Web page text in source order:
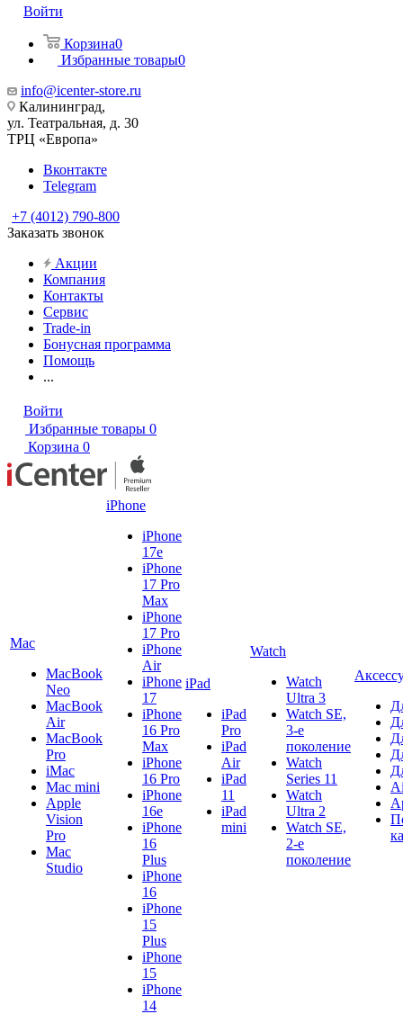
Войти
Корзина0
Избранные товары0
info@icenter-store.ru
Калининград,
ул. Театральная, д. 30
ТРЦ «Европа»
Вконтакте
Telegram
+7 (4012) 790-800
Заказать звонок
Акции
Компания
Контакты
Сервис
Trade-in
Бонусная программа
Помощь
...
Войти
Избранные товары 0
Корзина 0
Mac
MacBook
Neo
MacBook
Air
MacBook
Pro
iMac
Mac mini
Apple
Vision
Pro
Mac
Studio
iPhone
iPhone
17e
iPhone
17 Pro
Max
iPhone
17 Pro
iPhone
Air
iPhone
17
iPhone
16 Pro
Max
iPhone
16 Pro
iPhone
16e
iPhone
16
Plus
iPhone
16
iPhone
15
Plus
iPhone
15
iPhone
14
iPad
iPad
Pro
iPad
Air
iPad
11
iPad
mini
Watch
Watch
Ultra 3
Watch SE,
3-е
поколение
Watch
Series 11
Watch
Ultra 2
Watch SE,
2-е
поколение